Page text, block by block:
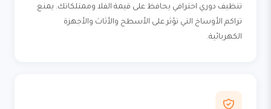
تنظيف دوري احترافي يحافظ على قيمة الفلا وممتلكاتك. يمنع
تراكم الأوساخ التي تؤثر على الأسطح والأثاث والأجهزة
الكهربائية.